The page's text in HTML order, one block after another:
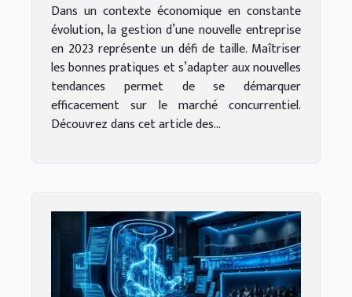
Dans un contexte économique en constante
évolution, la gestion d’une nouvelle entreprise
en 2023 représente un défi de taille. Maîtriser
les bonnes pratiques et s’adapter aux nouvelles
tendances permet de se démarquer
efficacement sur le marché concurrentiel.
Découvrez dans cet article des...